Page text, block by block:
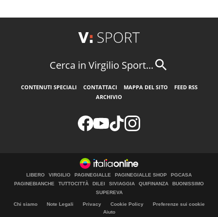
Cerca in Virgilio Sport...
CONTENUTI SPECIALI CONTATTACI MAPPA DEL SITO
FEED RSS
ARCHIVIO
LIBERO VIRGILIO PAGINEGIALLE PAGINEGIALLE SHOP
PGCASA
PAGINEBIANCHE
TUTTOCITTÀ DILEI SIVIAGGIA QUIFINANZA
BUONISSIMO
SUPEREVA
Chi siamo Note Legali Privacy Cookie Policy
Preferenze sui cookie
Aiuto